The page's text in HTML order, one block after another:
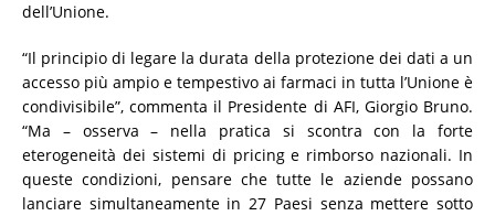
dell’Unione.
“Il principio di legare la durata della protezione dei dati a un
accesso più ampio e tempestivo ai farmaci in tutta l’Unione è
condivisibile”, commenta il Presidente di AFI, Giorgio Bruno.
“Ma – osserva – nella pratica si scontra con la forte
eterogeneità dei sistemi di pricing e rimborso nazionali. In
queste condizioni, pensare che tutte le aziende possano
lanciare simultaneamente in 27 Paesi senza mettere sotto